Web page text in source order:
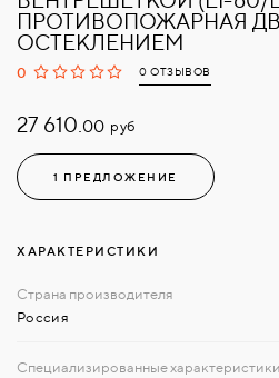
ПРОТИВОПОЖАРНАЯ
ОСТЕКЛЕНИЕМ
0 0 ОТЗЫВОВ
27 610.00 руб
1 ПРЕДЛОЖЕНИЕ
ХАРАКТЕРИСТИКИ
Россия